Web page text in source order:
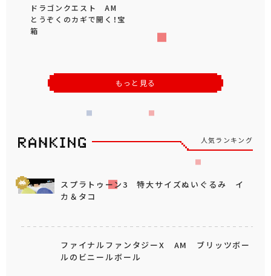
ドラゴンクエスト AM
とうぞくのカギで開く！宝
箱
もっと見る
人気ランキング
スプラトゥーン3 特大サイズぬいぐるみ イ
カ＆タコ
ファイナルファンタジーX AM ブリッツボー
ルのビニールボール